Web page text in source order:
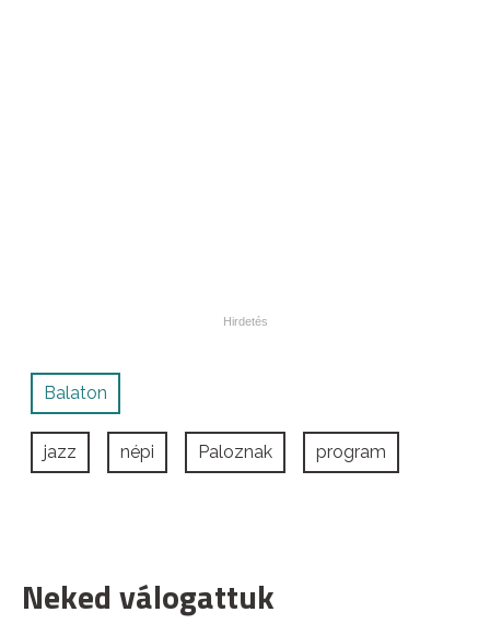
Balaton
jazz népi Paloznak program
Neked válogattuk